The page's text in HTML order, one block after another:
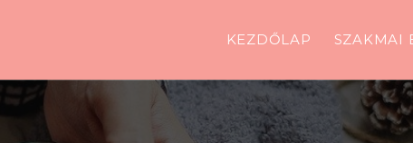
KEZDŐLAP SZAKMAI